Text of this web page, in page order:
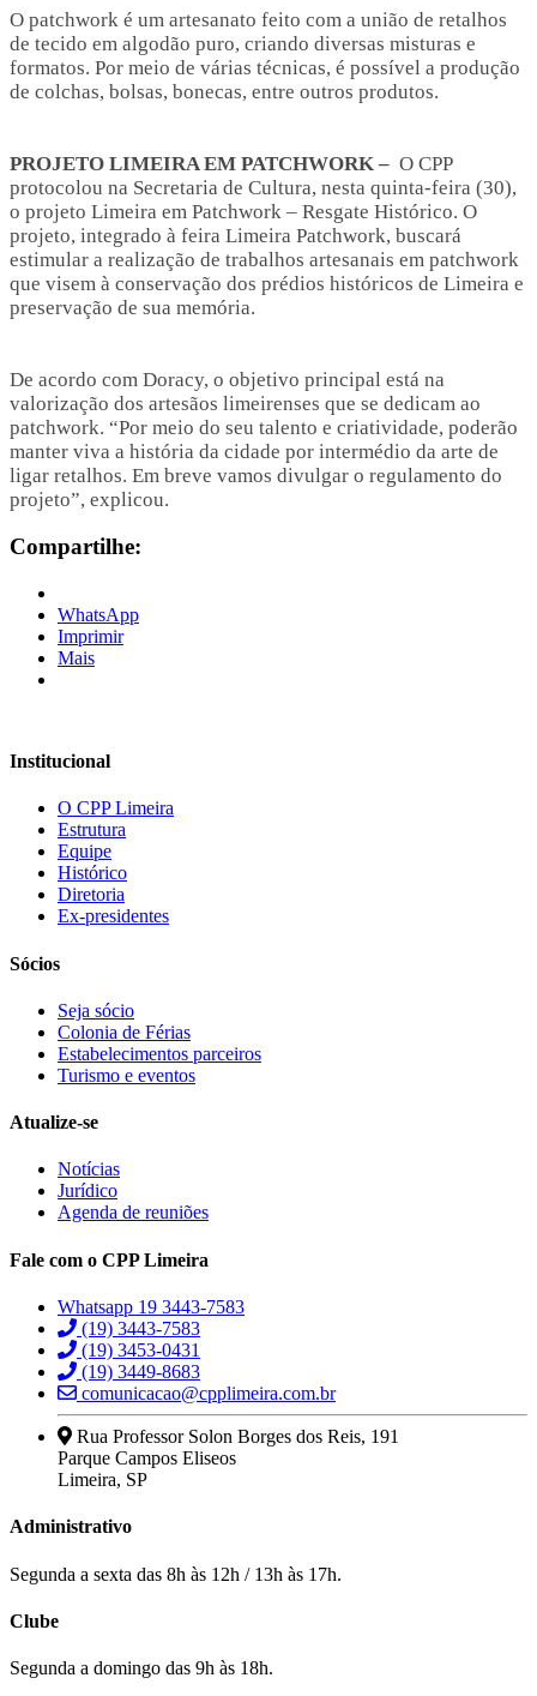
O patchwork é um artesanato feito com a união de retalhos
de tecido em algodão puro, criando diversas misturas e
formatos. Por meio de várias técnicas, é possível a produção
de colchas, bolsas, bonecas, entre outros produtos.
PROJETO LIMEIRA EM PATCHWORK – O CPP
protocolou na Secretaria de Cultura, nesta quinta-feira (30),
o projeto Limeira em Patchwork – Resgate Histórico. O
projeto, integrado à feira Limeira Patchwork, buscará
estimular a realização de trabalhos artesanais em patchwork
que visem à conservação dos prédios históricos de Limeira e
preservação de sua memória.
De acordo com Doracy, o objetivo principal está na
valorização dos artesãos limeirenses que se dedicam ao
patchwork. “Por meio do seu talento e criatividade, poderão
manter viva a história da cidade por intermédio da arte de
ligar retalhos. Em breve vamos divulgar o regulamento do
projeto”, explicou.
Compartilhe:
WhatsApp
Imprimir
Mais
Institucional
O CPP Limeira
Estrutura
Equipe
Histórico
Diretoria
Ex-presidentes
Sócios
Seja sócio
Colonia de Férias
Estabelecimentos parceiros
Turismo e eventos
Atualize-se
Notícias
Jurídico
Agenda de reuniões
Fale com o CPP Limeira
Whatsapp 19 3443-7583
(19) 3443-7583
(19) 3453-0431
(19) 3449-8683
comunicacao@cpplimeira.com.br
Rua Professor Solon Borges dos Reis, 191
Parque Campos Eliseos
Limeira, SP
Administrativo
Segunda a sexta das 8h às 12h / 13h às 17h.
Clube
Segunda a domingo das 9h às 18h.